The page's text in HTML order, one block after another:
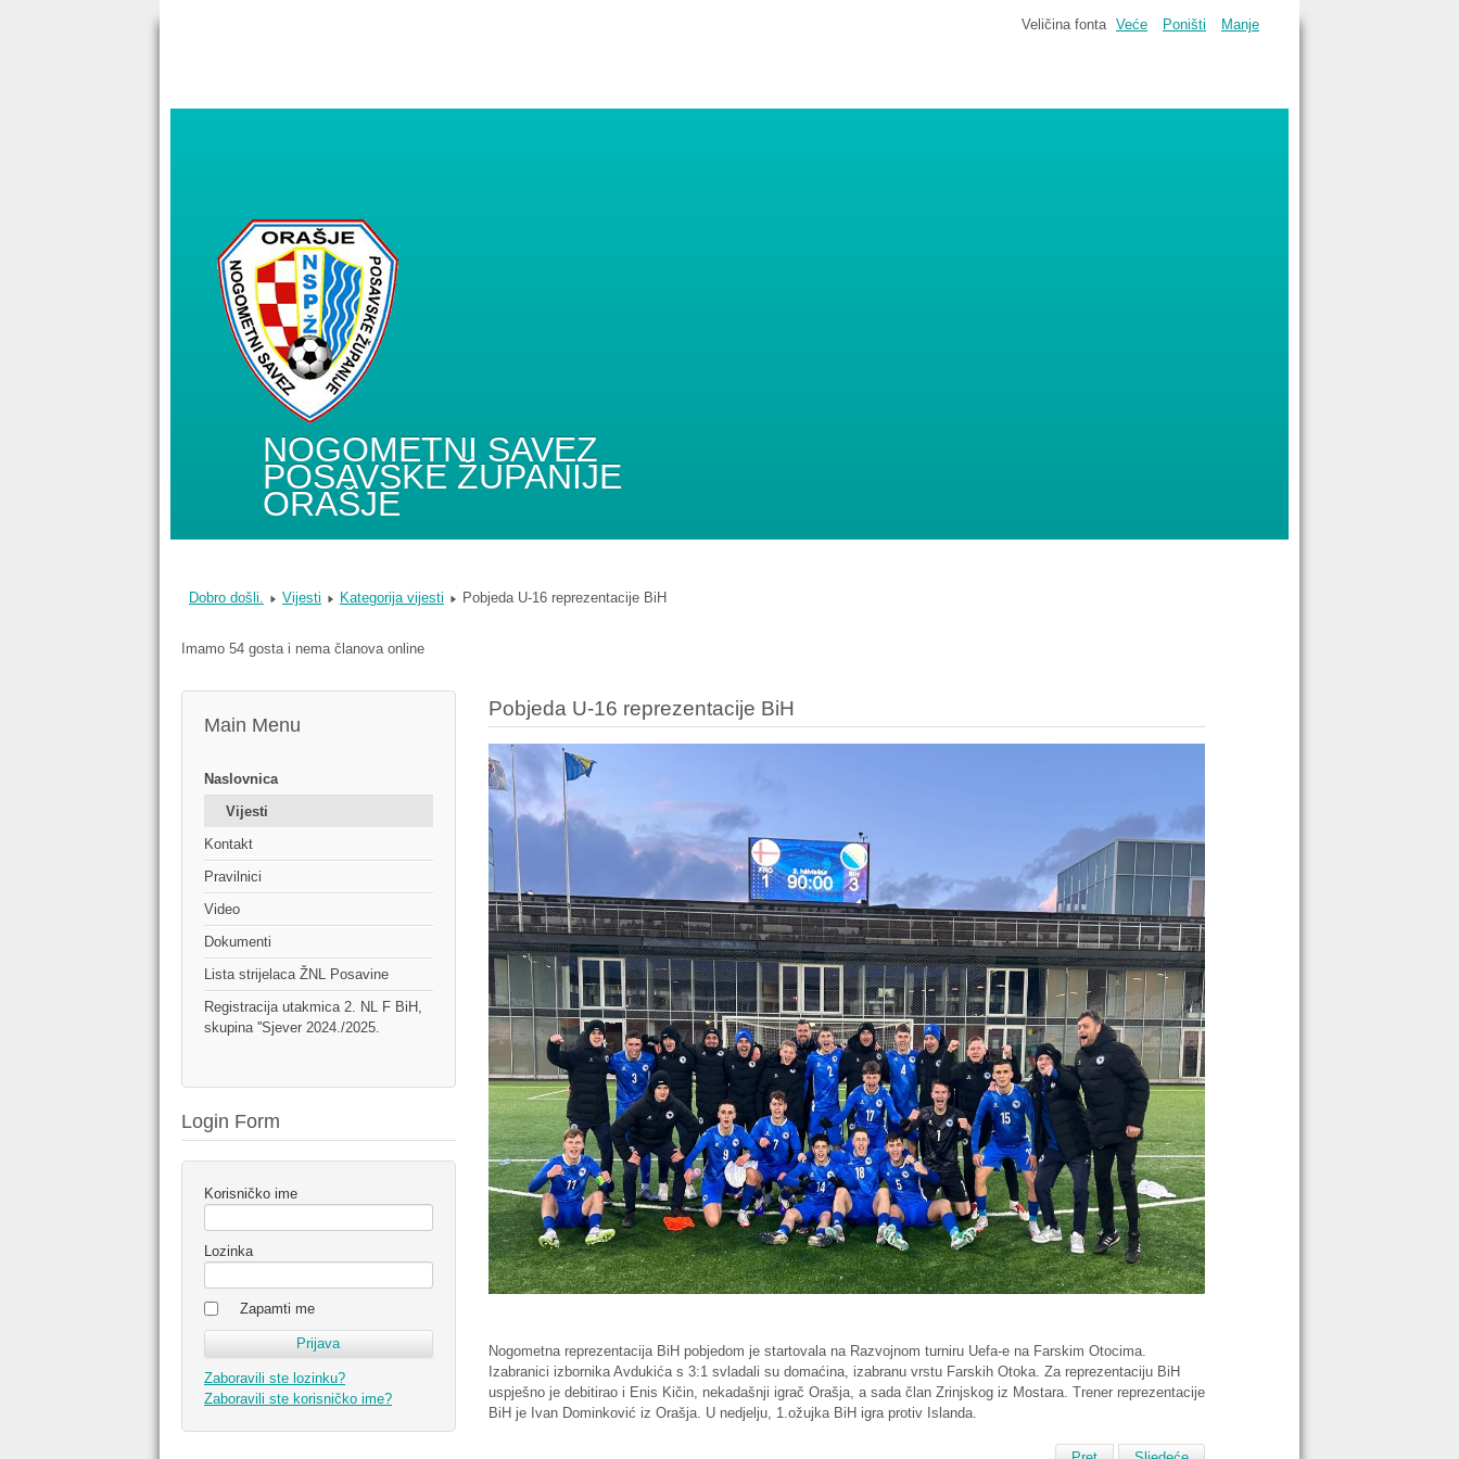
NOGOMETNI SAVEZ
POSAVSKE ŽUPANIJE
ORAŠJE
Veličina fonta Veće Poništi Manje
Dobro došli. Vijesti Kategorija vijesti Pobjeda U-16 reprezentacije BiH
Imamo 54 gosta i nema članova online
Main Menu
Naslovnica
Vijesti
Kontakt
Pravilnici
Video
Dokumenti
Lista strijelaca ŽNL Posavine
Registracija utakmica 2. NL F BiH,
skupina ''Sjever 2024./2025.
Login Form
Korisničko ime
Lozinka
Zapamti me
Zaboravili ste lozinku?
Zaboravili ste korisničko ime?
Pobjeda U-16 reprezentacije BiH
Nogometna reprezentacija BiH pobjedom je startovala na Razvojnom turniru Uefa-e na Farskim Otocima.
Izabranici izbornika Avdukića s 3:1 svladali su domaćina, izabranu vrstu Farskih Otoka. Za reprezentaciju BiH
uspješno je debitirao i Enis Kičin, nekadašnji igrač Orašja, a sada član Zrinjskog iz Mostara. Trener reprezentacije
BiH je Ivan Dominković iz Orašja. U nedjelju, 1.ožujka BiH igra protiv Islanda.